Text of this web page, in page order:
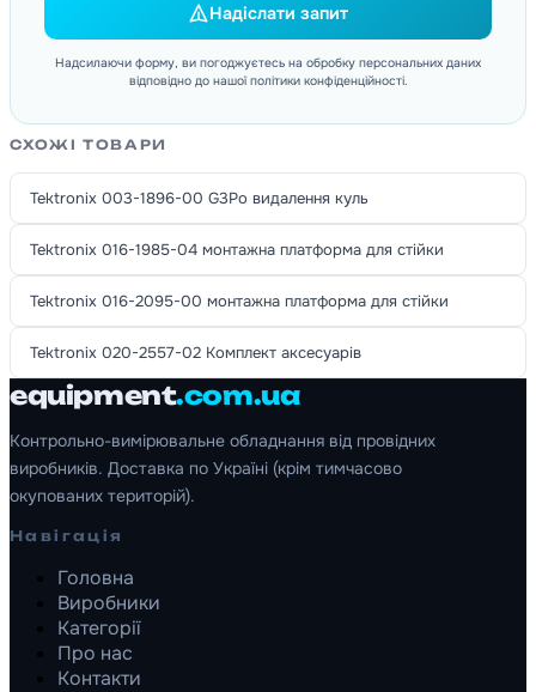
Надіслати запит
Надсилаючи форму, ви погоджуєтесь на обробку персональних даних
відповідно до нашої політики конфіденційності.
СХОЖІ ТОВАРИ
Tektronix 003-1896-00 G3Po видалення куль
Tektronix 016-1985-04 монтажна платформа для стійки
Tektronix 016-2095-00 монтажна платформа для стійки
Tektronix 020-2557-02 Комплект аксесуарів
equipment.com.ua
Контрольно-вимірювальне обладнання від провідних
виробників. Доставка по Україні (крім тимчасово
окупованих територій).
Навігація
Головна
Виробники
Категорії
Про нас
Контакти